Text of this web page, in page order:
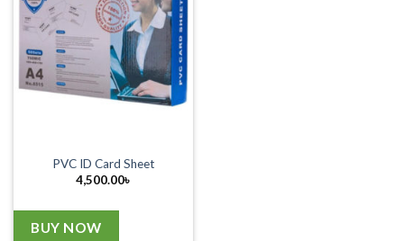
PVC ID Card Sheet
4,500.00৳
BUY NOW